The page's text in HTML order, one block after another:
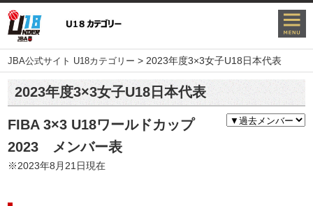
JBA公式サイト U18カテゴリー >2023年度3×3女子U18日本代表
2023年度3×3女子U18日本代表
FIBA 3×3 U18ワールドカップ
2023 メンバー表
※2023年8月21日現在